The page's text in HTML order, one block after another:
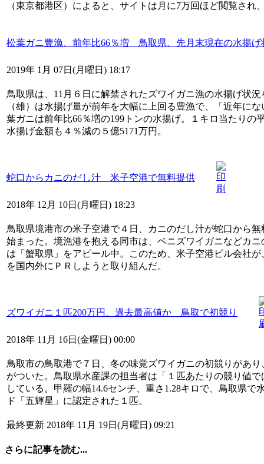
（東京都港区）によると、サイトは月に7万回ほど閲覧され
松葉ガニ豊漁、前年比66％増 鳥取県、先月末現在の水揚げ
2019年 1月 07日(月曜日) 18:17
鳥取県は、11月６日に解禁されたズワイガニ漁の水揚げ状
（雄）は水揚げ量が前年を大幅に上回る豊漁で、「近年に
葉ガニは前年比66％増の199トンの水揚げ。１キロ当たりの
水揚げ金額も４％減の５億5171万円。
蛇口からカニのだし汁 米子空港で無料提供
2018年 12月 10日(月曜日) 18:23
鳥取県境港市の米子空港で４日、カニのだし汁が蛇口から
始まった。境漁港を抱える同市は、ベニズワイガニなどカ
は「蟹取県」をアピール中。このため、米子空港ビル会社
を国内外にＰＲしようと取り組んだ。
ズワイガニ１匹200万円、過去最高値か 鳥取で初競り
2018年 11月 16日(金曜日) 00:00
鳥取市の鳥取港で７日、冬の味覚ズワイガニの初競りがあ
がついた。鳥取県水産課の担当者は「１匹あたりの競り値
している。甲羅の幅14.6センチ、重さ1.28キロで、鳥取県
ド「五輝星」に認定された１匹。
最終更新 2018年 11月 19日(月曜日) 09:21
さらに記事を読む...